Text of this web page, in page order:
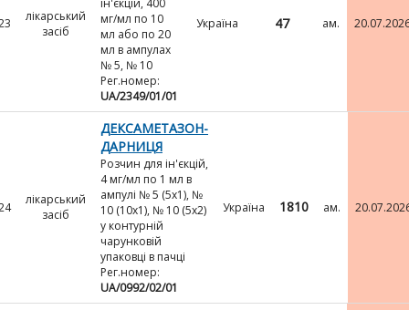
лікарський
засіб
ін'єкцій, 400
мг/мл по 10
мл або по 20
мл в ампулах
№ 5, № 10
Рег.номер:
UA/2349/01/01
Україна 47 ам.
лікарський
засіб
ДЕКСАМЕТАЗОН-
ДАРНИЦЯ
Розчин для ін'єкцій,
4 мг/мл по 1 мл в
ампулі № 5 (5х1), №
10 (10х1), № 10 (5х2)
у контурній
чарунковій
упаковці в пачці
Рег.номер:
UA/0992/02/01
Україна 1810 ам.